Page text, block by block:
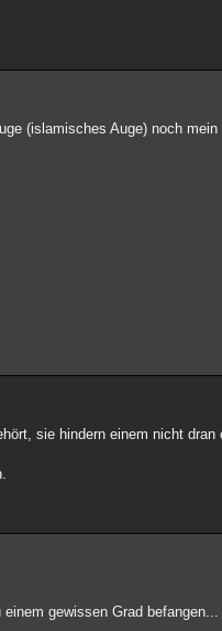
(islamisches Auge) noch
sie hindern einem nicht
gewissen Grad befangen...